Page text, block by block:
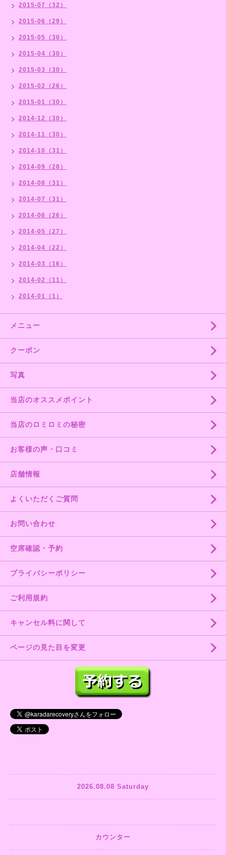
2015-07（32）
2015-06（29）
2015-05（30）
2015-04（30）
2015-03（30）
2015-02（26）
2015-01（30）
2014-12（30）
2014-11（30）
2014-10（31）
2014-09（28）
2014-08（31）
2014-07（31）
2014-06（26）
2014-05（27）
2014-04（22）
2014-03（16）
2014-02（11）
2014-01（1）
メニュー
クーポン
写真
当店のオススメポイント
当店のロミロミの秘密
お客様の声・口コミ
店舗情報
よくいただくご質問
お問い合わせ
空席確認・予約
プライバシーポリシー
ご利用規約
キャンセル料に関して
ページの見た目を変更
2026.08.08 Saturday
カウンター